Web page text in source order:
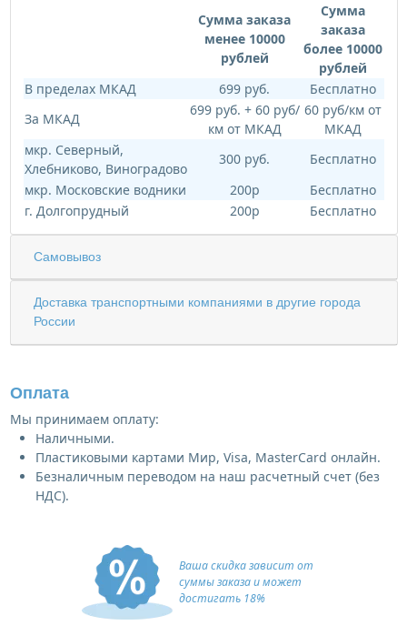
Сумма заказа
менее 10000
рублей
Сумма
заказа
более 10000
рублей
В пределах МКАД
699 руб.
Бесплатно
За МКАД
699 руб. + 60 руб/
км от МКАД
60 руб/км от
МКАД
мкр. Северный,
Хлебниково, Виноградово
300 руб.
Бесплатно
мкр. Московские водники
200р
Бесплатно
г. Долгопрудный
200р Бесплатно
Самовывоз
Доставка транспортными компаниями в другие города
России
Оплата
Мы принимаем оплату:
Наличными.
Пластиковыми картами Мир, Visa, MasterCard онлайн.
Безналичным переводом на наш расчетный счет (без
НДС).
Ваша скидка зависит от
суммы заказа и может
достигать 18%